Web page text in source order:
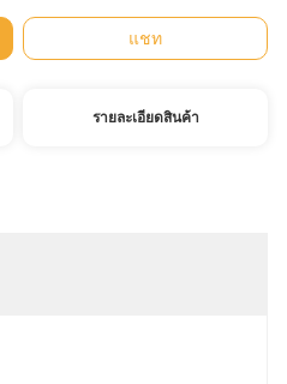
แชท
รายละเอียดสินค้า